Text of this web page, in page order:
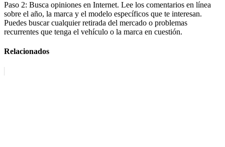
Paso 2: Busca opiniones en Internet. Lee los comentarios en línea
sobre el año, la marca y el modelo específicos que te interesan.
Puedes buscar cualquier retirada del mercado o problemas
recurrentes que tenga el vehículo o la marca en cuestión.
Relacionados